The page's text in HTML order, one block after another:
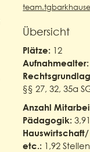
Übersicht
Plätze: 12
Aufnahmealter:
§§ 27, 32, 35a
Anzahl
Pädagogik:
etc.: 1,92 Stellen